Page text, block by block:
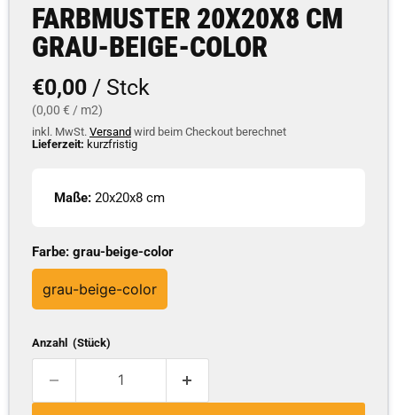
FARBMUSTER 20X20X8 CM
GRAU-BEIGE-COLOR
Aktueller Preis
€0,00 / Stck
(0,00 € / m2)
inkl. MwSt. Versand wird beim Checkout berechnet
Lieferzeit: kurzfristig
Maße: 20x20x8 cm
Farbe: grau-beige-color
grau-beige-color
Anzahl (Stück)